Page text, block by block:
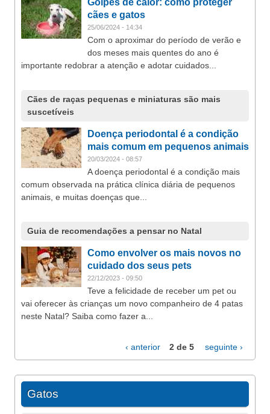
Golpes de calor: como proteger
cães e gatos
25/06/2024 - 14:34
Com o aproximar do período de verão e
dos meses mais quentes do ano é
importante redobrar a atenção e adotar cuidados...
Cães de raças pequenas e miniaturas são mais
suscetíveis
Doença periodontal é a condição
mais comum em pequenos animais
20/03/2024 - 08:57
A doença periodontal é a condição mais
comum observada na prática clínica diária de pequenos
animais, e muitas doenças que...
Guia de recomendações a pensar no Natal
Como envolver os mais novos no
cuidado dos seus pets
22/12/2023 - 09:50
Teve a felicidade de receber um pet ou
vai oferecer às crianças um novo companheiro de 4 patas
neste Natal? Saiba como fazer a...
‹ anterior 2 de 5 seguinte ›
Gatos